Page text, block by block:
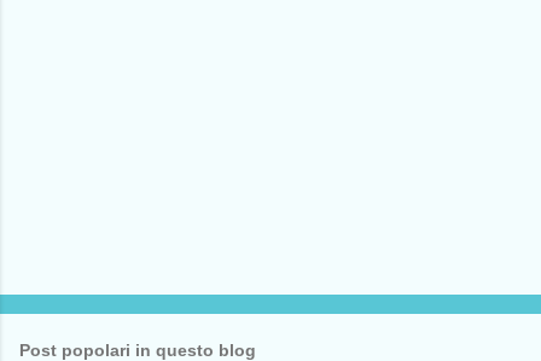
Post popolari in questo blog